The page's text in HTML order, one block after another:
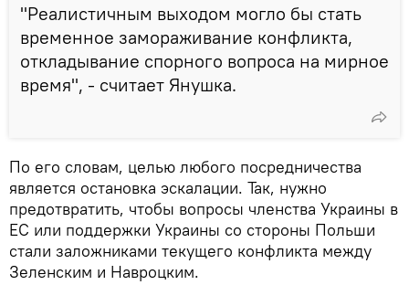
"Реалистичным выходом могло бы стать
временное замораживание конфликта,
откладывание спорного вопроса на мирное
время", - считает Янушка.
По его словам, целью любого посредничества
является остановка эскалации. Так, нужно
предотвратить, чтобы вопросы членства Украины в
ЕС или поддержки Украины со стороны Польши
стали заложниками текущего конфликта между
Зеленским и Навроцким.